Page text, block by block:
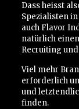
Dass heisst
Spezialisten
auch Flavor
natürlich
Recruiting
Viel mehr
erforderlich
und
finden.